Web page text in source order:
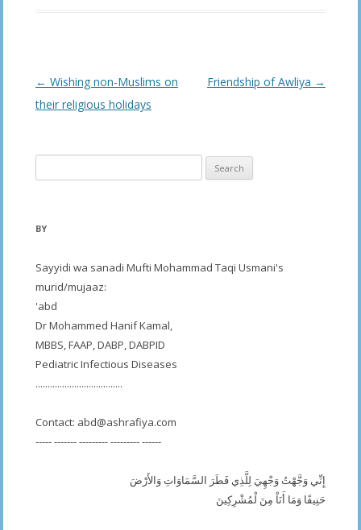
Post
navigation
← Wishing non-Muslims on
their religious holidays
Friendship of Awliya →
for:
BY
Sayyidi wa sanadi Mufti Mohammad Taqi Usmani's
murid/mujaaz:
'abd
Dr Mohammed Hanif Kamal,
MBBS, FAAP, DABP, DABPID
Pediatric Infectious Diseases
....................................
Contact: abd@ashrafiya.com
----- ------- --------- --------- ------
إِنِّي وَجَّهْتُ وَجْهِيَ لِلَّذِي فَطَرَ السَّمَاوَاتِ وَالأَرْضَ
حَنِيفًا وَمَا أَنَاْ مِنَ لْمُشْرِكِينَ